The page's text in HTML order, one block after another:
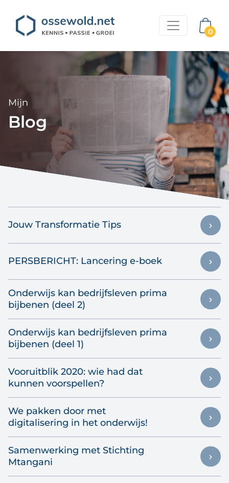
0
Mijn
Blog
Jouw Transformatie Tips
PERSBERICHT: Lancering e-boek
Onderwijs kan bedrijfsleven prima
bijbenen (deel 2)
Onderwijs kan bedrijfsleven prima
bijbenen (deel 1)
Vooruitblik 2020: wie had dat
kunnen voorspellen?
We pakken door met
digitalisering in het onderwijs!
Samenwerking met Stichting
Mtangani